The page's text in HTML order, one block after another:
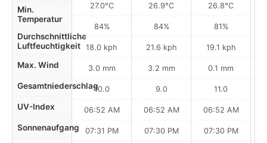
Min.
Temperatur
Durchschnittliche
Luftfeuchtigkeit
Max. Wind
Gesamtniederschlag
UV-Index
Sonnenaufgang
27.0°C
84%
18.0 kph
3.0 mm
10.0
06:52 AM
07:31 PM
26.9°C
84%
21.6 kph
3.2 mm
9.0
06:52 AM
07:30 PM
26.8°C
81%
19.1 kph
0.1 mm
11.0
06:52 AM
07:30 PM